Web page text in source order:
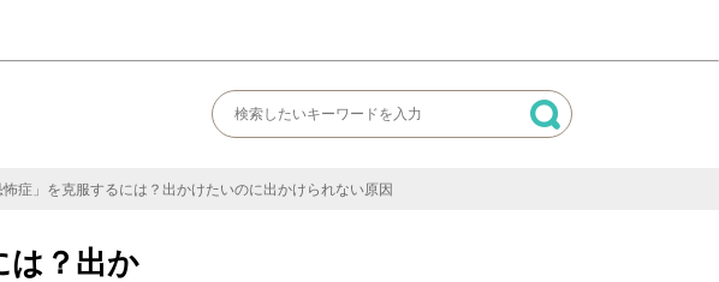
症」を克服するには？出かけたいのに出かけられない原因
は？出か